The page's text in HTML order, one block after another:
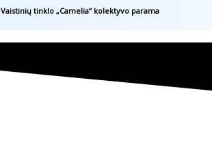
Vaistinių tinklo „Camelia“ kolektyvo parama